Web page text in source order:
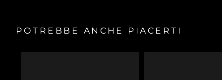
POTREBBE ANCHE PIACERTI